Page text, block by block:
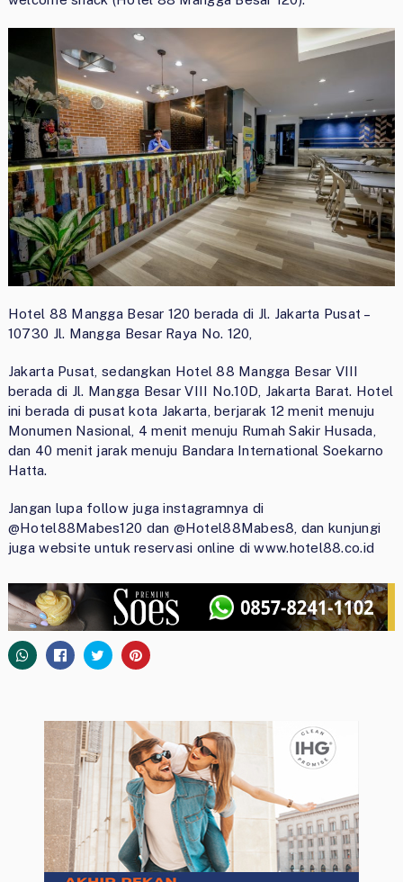
Hotel 88 Mangga Besar 120 berada di Jl. Jakarta Pusat –
10730 Jl. Mangga Besar Raya No. 120,
Jakarta Pusat, sedangkan Hotel 88 Mangga Besar VIII
berada di Jl. Mangga Besar VIII No.10D, Jakarta Barat. Hotel
ini berada di pusat kota Jakarta, berjarak 12 menit menuju
Monumen Nasional, 4 menit menuju Rumah Sakir Husada,
dan 40 menit jarak menuju Bandara International Soekarno
Hatta.
Jangan lupa follow juga instagramnya di
@Hotel88Mabes120 dan @Hotel88Mabes8, dan kunjungi
juga website untuk reservasi online di www.hotel88.co.id